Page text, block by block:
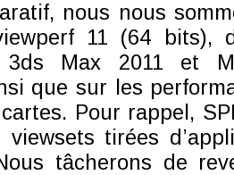
nous nous
11 (64 bits),
3ds Max 2011 et
que sur les
Pour rappel,
tirées
tâcherons de